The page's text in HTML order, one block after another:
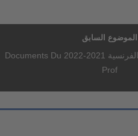
الموضوع السابق
ملف الوثائق التربوية بالفرنسية 2021-2022 Documents Du
Prof